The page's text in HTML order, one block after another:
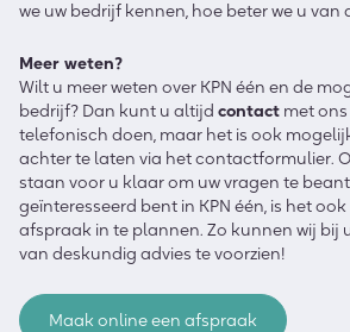
we uw bedrijf kennen, hoe beter we u van
Meer weten?
Wilt u meer weten over KPN één en de
bedrijf? Dan kunt u altijd contact met
telefonisch doen, maar het is ook
achter te laten via het contactformulier.
staan voor u klaar om uw vragen te
geïnteresseerd bent in KPN één, is het
afspraak in te plannen. Zo kunnen wij bij
van deskundig advies te voorzien!
Maak online een afspraak